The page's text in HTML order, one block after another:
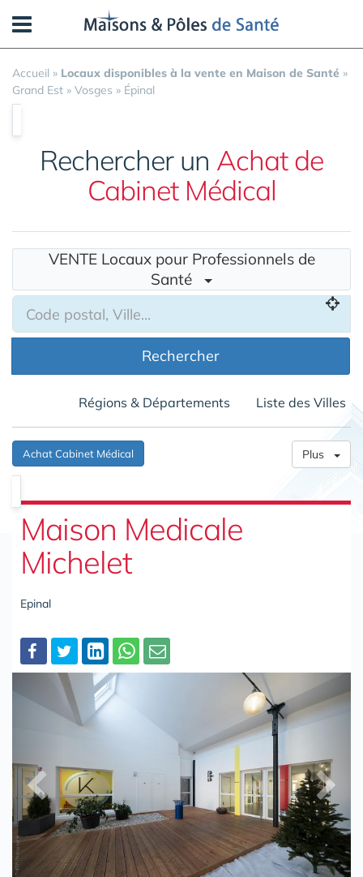
Accueil » Locaux disponibles à la vente en Maison de Santé »
Grand Est » Vosges » Épinal
Rechercher un Achat de
Cabinet Médical
VENTE Locaux pour Professionnels de
Santé
Rechercher
Régions & Départements Liste des Villes
Achat Cabinet Médical Plus
Maison Medicale
Michelet
Epinal
Partager
Panneau de gestion des cookies